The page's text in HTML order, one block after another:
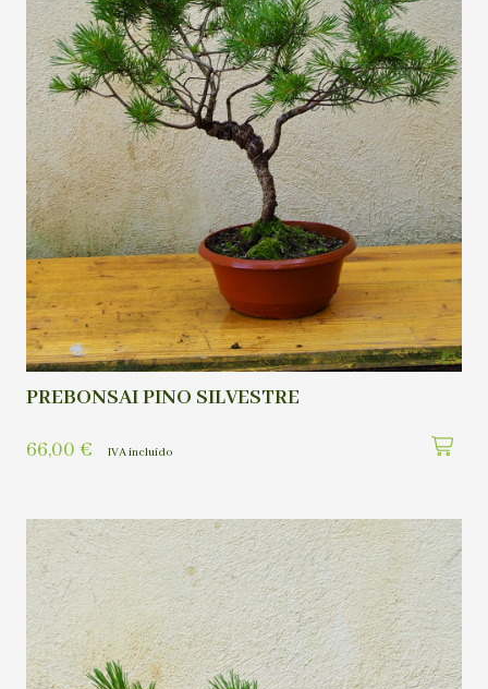
PREBONSAI PINO SILVESTRE
66,00 € IVA incluído